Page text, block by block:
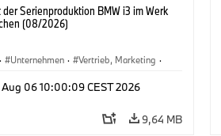
Serienproduktion BMW i3 im Werk
(08/2026)
· Unternehmen · Vertrieb, Marketing ·
06 10:00:09 CEST 2026
9,64 MB